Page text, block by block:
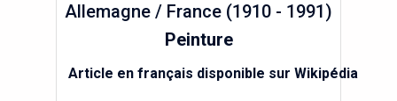
Allemagne / France (1910 - 1991)
Peinture
Article en français disponible sur Wikipédia